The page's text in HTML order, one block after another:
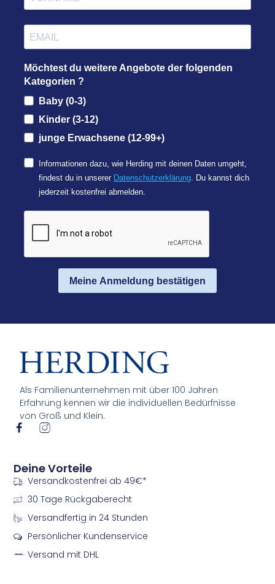
Möchtest du weitere Angebote der folgenden
Kategorien ?
Baby (0-3)
Kinder (3-12)
junge Erwachsene (12-99+)
Informationen dazu, wie Herding mit deinen Daten umgeht,
findest du in unserer Datenschutzerklärung. Du kannst dich
jederzeit kostenfrei abmelden.
Meine Anmeldung bestätigen
Als Familienunternehmen mit über 100 Jahren
Erfahrung kennen wir die individuellen Bedürfnisse
von Groß und Klein.
I
-
f
a
c
e
b
o
k
I
-
i
n
s
t
g
a
Deine Vorteile
Versandkostenfrei ab 49€*
30 Tage Rückgaberecht
Versandfertig in 24 Stunden
Persönlicher Kundenservice
Versand mit DHL